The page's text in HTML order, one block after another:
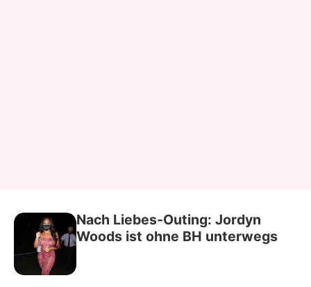
Nach Liebes-Outing: Jordyn
Woods ist ohne BH unterwegs